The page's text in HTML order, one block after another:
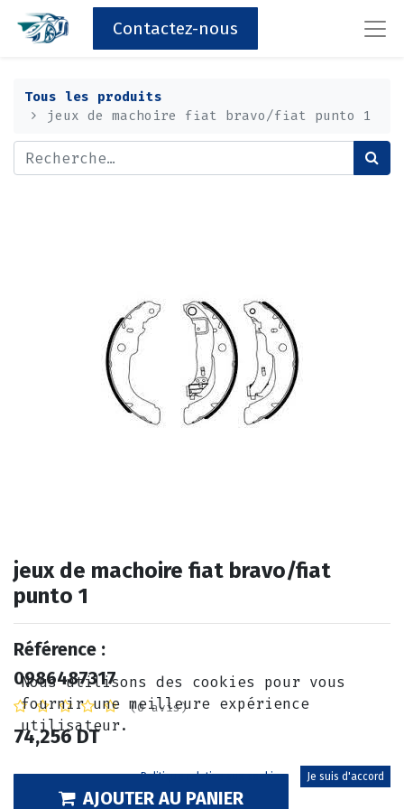
Contactez-nous
Tous les produits
jeux de machoire fiat bravo/fiat punto 1
jeux de machoire fiat bravo/fiat
punto 1
Référence :
0986487317
(0 avis)
74,256DT
AJOUTER AU PANIER
Nous utilisons des cookies pour vous
fournir une meilleure expérience
utilisateur.
Politique relative aux cookies Je suis d'accord